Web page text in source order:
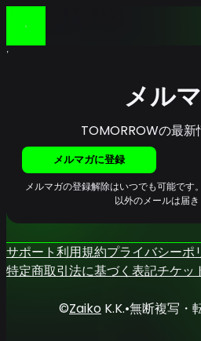
Home
メル
TOMORROWの最新
メルマガに登録
メルマガの登録解除はいつでも可能です
以外のメールは届き
サポート利用規約プライバシーポ
特定商取引法に基づく表記チケッ
©Zaiko K.K.•無断複写・